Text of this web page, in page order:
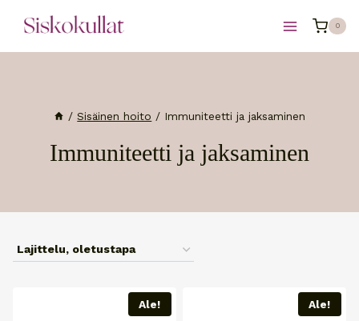
sisältöön
0
/ Sisäinen hoito / Immuniteetti ja jaksaminen
Immuniteetti ja jaksaminen
Ale! Ale!